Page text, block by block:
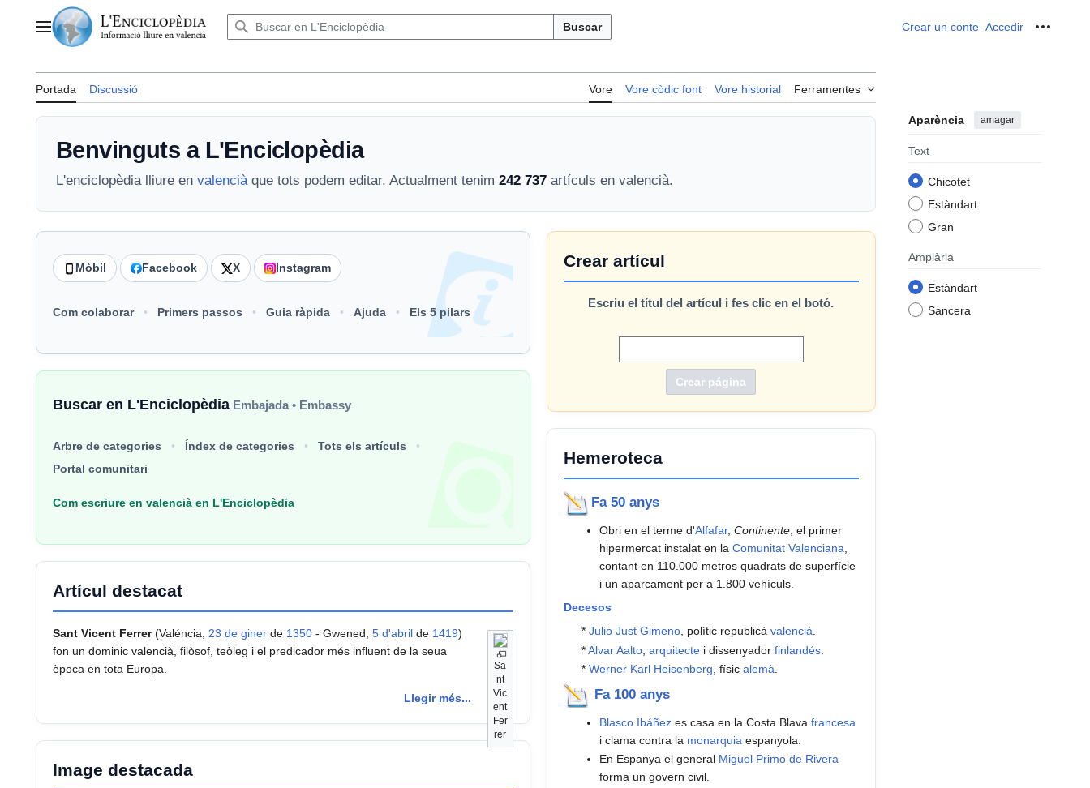
contingutMenú principal Buscar Crear un conte Accedir
Portada Discussió Vore Vore còdic font Vore historial Ferramentes
Aparència amagar
Text
Chicotet
Estàndart
Gran
Amplària
Estàndart
Sancera
Benvinguts a L'Enciclopèdia
L'enciclopèdia lliure en valenciàque tots podem editar. Actualment tenim 242 737 artículs en valencià.
Mòbil Facebook X Instagram
Com colaborar Primers passos Guia ràpida Ajuda Els 5 pilars
Buscar en L'Enciclopèdia Embajada • Embassy
Arbre de categories Índex de categories
Tots els artículs
Portal comunitari
Com escriure en valencià en L'Enciclopèdia
Artícul destacat
Sa
nt
Vic
ent
Fer
rer
Sant Vicent Ferrer(Valéncia, 23 de giner de 1350 - Gwened, 5 d'abril de 1419)
fon un dominic valencià, filòsof, teòleg i el predicador més influent de la seua
època en tota Europa.
Llegir més...
Image destacada
Crear artícul
Escriu el títul del artícul i fes clic en el botó.
Hemeroteca
Fa 50 anys
Obri en el terme d'Alfafar,Continente, el primer
hipermercat instalat en laComunitat Valenciana,
contant en 110.000 metros quadrats de superfície
i un aparcament per a 1.800 vehículs.
Decesos
* Julio Just Gimeno, polític republicà valencià.
*Alvar Aalto, arquitectei dissenyador finlandés.
* Werner Karl Heisenberg , físic alemà
Fa 100 anys
Blasco Ibáñez es casa en la Costa Blavafrancesa
i clama contra la monarquia espanyola.
En Espanya el general Miguel Primo de Rivera
forma un govern civil.